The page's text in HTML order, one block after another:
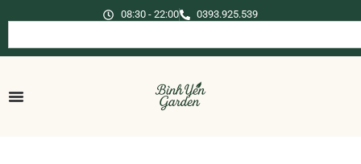
08:30 - 22:00 0393.925.539